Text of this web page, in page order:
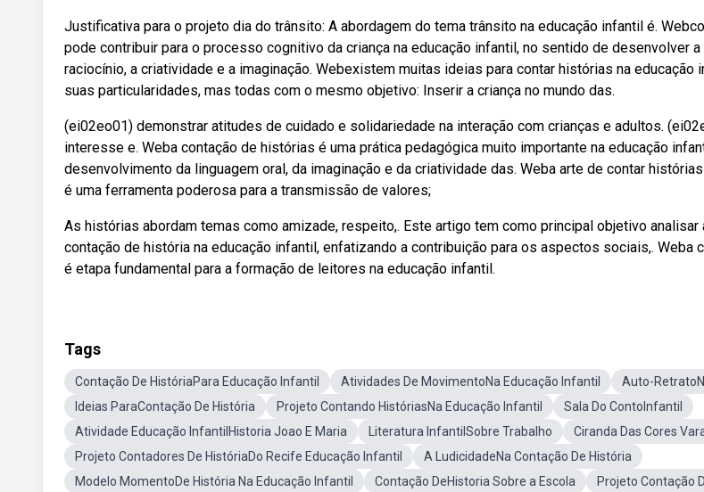
Justificativa para o projeto dia do trânsito: A abordagem do tema trânsito na educação infantil é.
pode contribuir para o processo cognitivo da criança na educação infantil, no sentido de desenvolver
raciocínio, a criatividade e a imaginação. Webexistem muitas ideias para contar histórias na educação
suas particularidades, mas todas com o mesmo objetivo: Inserir a criança no mundo das.
(ei02eo01) demonstrar atitudes de cuidado e solidariedade na interação com crianças e adultos.
interesse e. Weba contação de histórias é uma prática pedagógica muito importante na educação
desenvolvimento da linguagem oral, da imaginação e da criatividade das. Weba arte de contar
é uma ferramenta poderosa para a transmissão de valores;
As histórias abordam temas como amizade, respeito,. Este artigo tem como principal objetivo analisar
contação de história na educação infantil, enfatizando a contribuição para os aspectos sociais,. Weba
é etapa fundamental para a formação de leitores na educação infantil.
Tags
Contação De HistóriaPara Educação Infantil Atividades De MovimentoNa Educação Infantil
Auto-
Ideias ParaContação De História
Projeto Contando HistóriasNa Educação Infantil
Sala Do ContoInfantil
Atividade Educação InfantilHistoria Joao E Maria
Literatura InfantilSobre Trabalho
Ciranda Das Cores
Projeto Contadores De HistóriaDo Recife Educação Infantil
A LudicidadeNa Contação De História
Modelo MomentoDe História Na Educação Infantil
Contação DeHistoria Sobre a Escola
Projeto Contação